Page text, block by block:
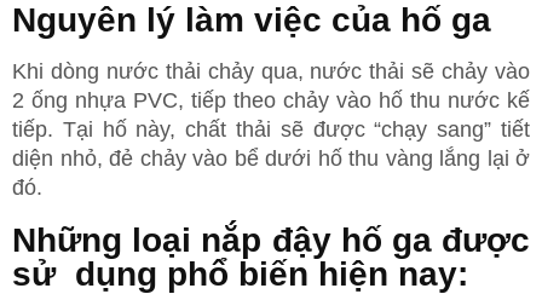
Nguyên lý làm việc của hố ga
Khi dòng nước thải chảy qua, nước thải sẽ chảy vào
2 ống nhựa PVC, tiếp theo chảy vào hố thu nước kế
tiếp. Tại hố này, chất thải sẽ được “chạy sang” tiết
diện nhỏ, đẻ chảy vào bể dưới hố thu vàng lắng lại ở
đó.
Những loại nắp đậy hố ga được
sử dụng phổ biến hiện nay: